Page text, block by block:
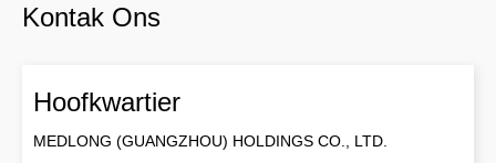
Kontak Ons
Hoofkwartier
MEDLONG (GUANGZHOU) HOLDINGS CO., LTD.